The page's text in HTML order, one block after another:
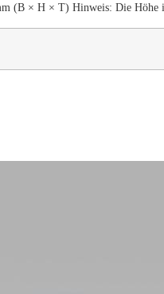
(B × H × T) Hinweis: Die Höhe